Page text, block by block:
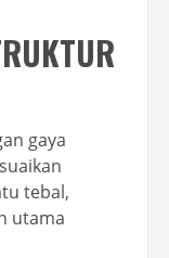
gaya
tebal,
utama